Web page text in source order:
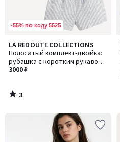
-55% по коду 5525
LA REDOUTE COLLECTIONS
Полосатый комплект-двойка:
рубашка с коротким рукавом
и шорты
3000 ₽
3
/
5
3
/